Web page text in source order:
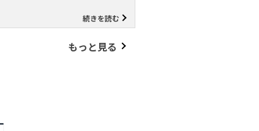
続きを読む
もっと見る